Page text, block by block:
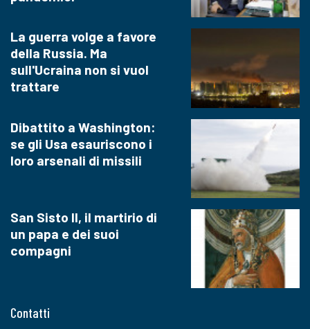
Contatti
La guerra volge a favore
della Russia. Ma
sull'Ucraina non si vuol
trattare
Dibattito a Washington:
se gli Usa esauriscono i
loro arsenali di missili
San Sisto II, il martirio di
un papa e dei suoi
compagni